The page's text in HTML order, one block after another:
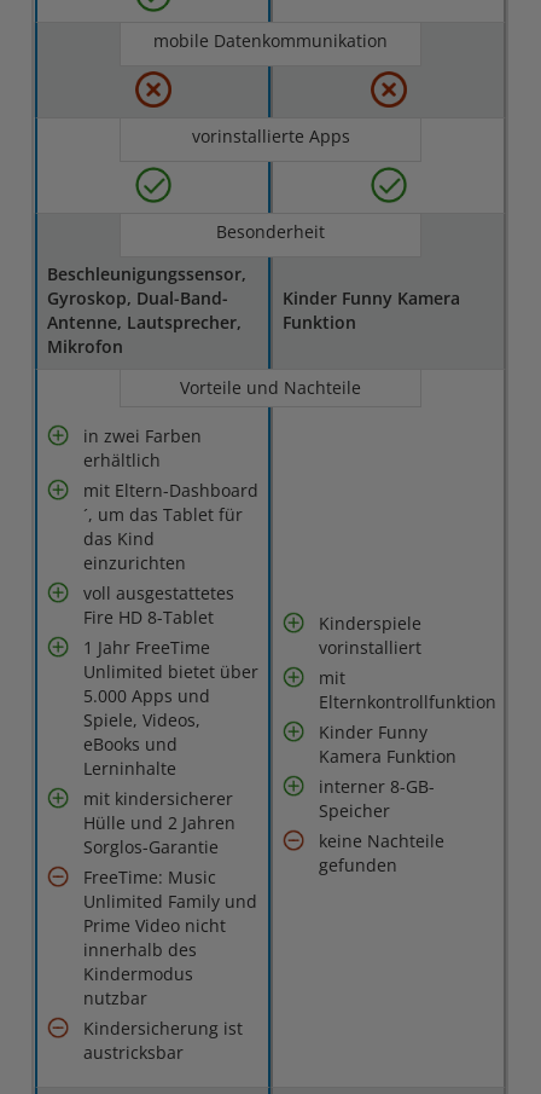
mobile Datenkommunikation
vorinstallierte Apps
Besonderheit
Beschleunigungssensor,
Gyroskop, Dual-Band-
Antenne, Lautsprecher,
Mikrofon
Kinder Funny Kamera
Funktion
Vorteile und Nachteile
in zwei Farben
erhältlich
mit Eltern-Dashboard
´, um das Tablet für
das Kind
einzurichten
voll ausgestattetes
Fire HD 8-Tablet
1 Jahr FreeTime
Unlimited bietet über
5.000 Apps und
Spiele, Videos,
eBooks und
Lerninhalte
mit kindersicherer
Hülle und 2 Jahren
Sorglos-Garantie
FreeTime: Music
Unlimited Family und
Prime Video nicht
innerhalb des
Kindermodus
nutzbar
Kindersicherung ist
austricksbar
Kinderspiele
vorinstalliert
mit
Elternkontrollfunktion
Kinder Funny
Kamera Funktion
interner 8-GB-
Speicher
keine Nachteile
gefunden